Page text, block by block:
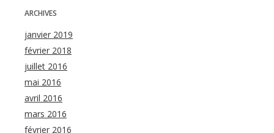
ARCHIVES
janvier 2019
février 2018
juillet 2016
mai 2016
avril 2016
mars 2016
février 2016